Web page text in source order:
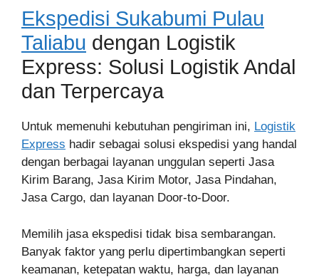
Ekspedisi Sukabumi Pulau
Taliabu dengan Logistik
Express: Solusi Logistik Andal
dan Terpercaya
Untuk memenuhi kebutuhan pengiriman ini, Logistik
Express hadir sebagai solusi ekspedisi yang handal
dengan berbagai layanan unggulan seperti Jasa
Kirim Barang, Jasa Kirim Motor, Jasa Pindahan,
Jasa Cargo, dan layanan Door-to-Door.
Memilih jasa ekspedisi tidak bisa sembarangan.
Banyak faktor yang perlu dipertimbangkan seperti
keamanan, ketepatan waktu, harga, dan layanan